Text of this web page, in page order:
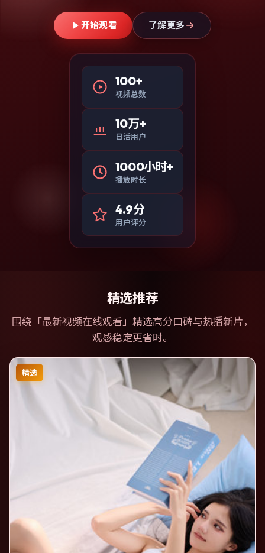
开始观看 了解更多
100+
视频总数
10万+
日活用户
1000小时+
播放时长
4.9分
用户评分
精选推荐
围绕「最新视频在线观看 」精选高分口碑与热播新片，
观感稳定更省时。
精选